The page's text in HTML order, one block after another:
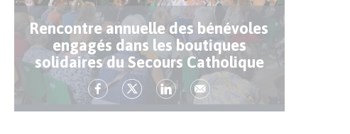
Rencontre annuelle des bénévoles
engagés dans les boutiques
solidaires du Secours Catholique